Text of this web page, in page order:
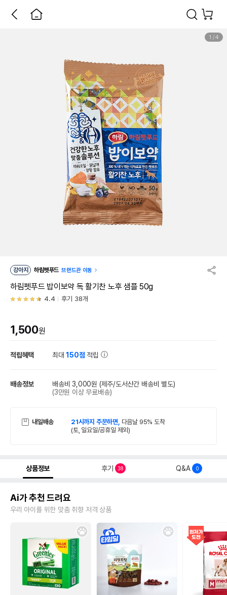
1 /4
강아지 하림펫푸드 브랜드관 이동
하림펫푸드 밥이보약 독 활기찬 노후 샘플 50g
4.4 후기 38개
1,500원
적립혜택 최대150점 적립
배송정보 배송비 3,000원 (제주/도서산간 배송비 별도)
(3만원 이상 무료배송)
내일배송 21시까지 주문하면, 다음날 95% 도착
(토, 일요일/공휴일 제외)
상품정보 후기 38 Q&A 0
Ai가 추천 드려요
우리 아이를 위한 맞춤 취향 저격 상품